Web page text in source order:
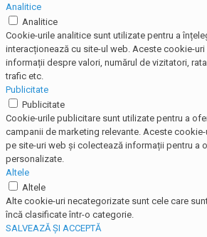
Analitice
Analitice
Cookie-urile analitice sunt utilizate pentru a
interacționează cu site-ul web. Aceste cookie-
informații despre valori, numărul de vizitatori,
trafic etc.
Publicitate
Publicitate
Cookie-urile publicitare sunt utilizate pentru a
campanii de marketing relevante. Aceste
pe site-uri web și colectează informații pentru a
personalizate.
Altele
Altele
Alte cookie-uri necategorizate sunt cele care
încă clasificate într-o categorie.
SALVEAZĂ ȘI ACCEPTĂ